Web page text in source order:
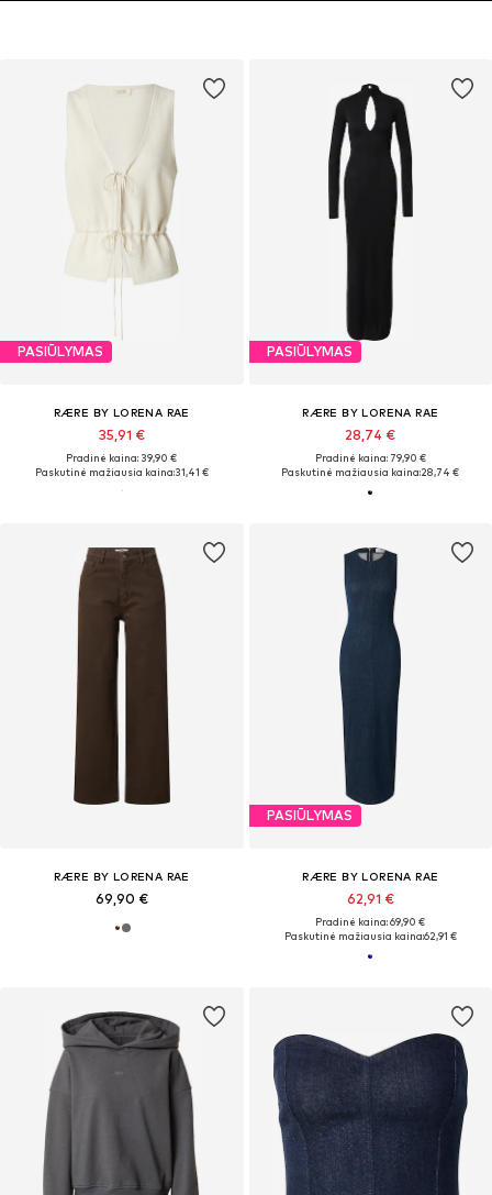
PASIŪLYMAS
RÆRE BY LORENA RAE
35,91 €
Pradinė kaina: 39,90 €
Paskutinė mažiausia kaina:31,41 €
PASIŪLYMAS
RÆRE BY LORENA RAE
28,74 €
Pradinė kaina: 79,90 €
Paskutinė mažiausia kaina:28,74 €
RÆRE BY LORENA RAE
69,90 €
PASIŪLYMAS
RÆRE BY LORENA RAE
62,91 €
Pradinė kaina: 69,90 €
Paskutinė mažiausia kaina:62,91 €